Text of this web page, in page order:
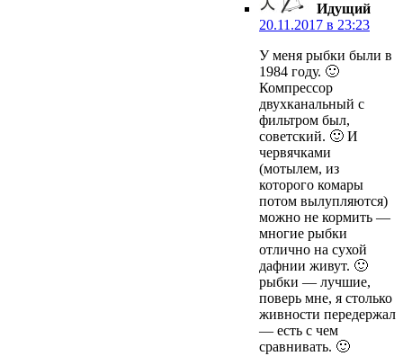
Идущий
20.11.2017 в 23:23
У меня рыбки были в
1984 году. 🙂
Компрессор
двухканальный с
фильтром был,
советский. 🙂 И
червячками
(мотылем, из
которого комары
потом вылупляются)
можно не кормить —
многие рыбки
отлично на сухой
дафнии живут. 🙂
рыбки — лучшие,
поверь мне, я столько
живности передержал
— есть с чем
сравнивать. 🙂